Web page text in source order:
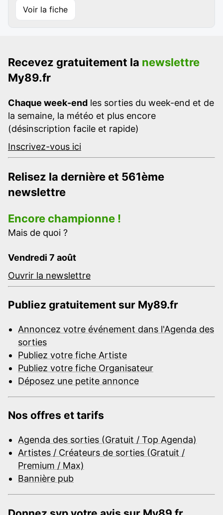
Voir la fiche
Recevez gratuitement la newslettre
My89.fr
Chaque week-end les sorties du week-end et de
la semaine, la météo et plus encore
(désinscription facile et rapide)
Inscrivez-vous ici
Relisez la dernière et 561ème
newslettre
Encore championne !
Mais de quoi ?
Vendredi 7 août
Ouvrir la newslettre
Publiez gratuitement sur My89.fr
Annoncez votre événement dans l'Agenda des
sorties
Publiez votre fiche Artiste
Publiez votre fiche Organisateur
Déposez une petite annonce
Nos offres et tarifs
Agenda des sorties (Gratuit / Top Agenda)
Artistes / Créateurs de sorties (Gratuit /
Premium / Max)
Bannière pub